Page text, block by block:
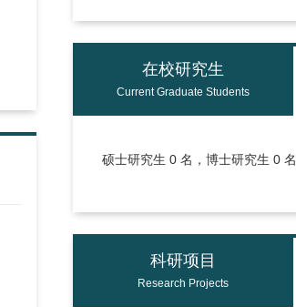
在校研究生
Current Graduate Students
硕士研究生 0 名，博士研究生 0 名
科研项目
Research Projects